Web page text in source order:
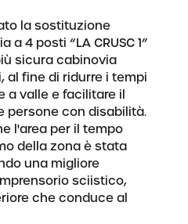
la sostituzione
4 posti “LA CRUSC 1”
sicura cabinovia
al fine di ridurre i tempi
a valle e facilitare il
persone con disabilità.
l'area per il tempo
della zona è stata
una migliore
sciistico,
che conduce al